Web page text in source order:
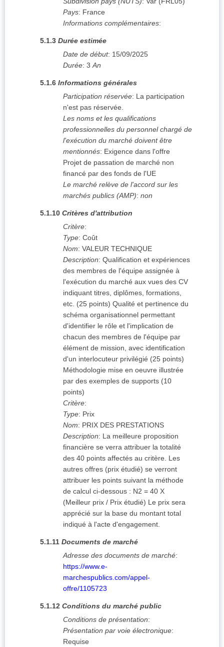
Pays: France
Informations complémentaires:
5.1.3 Durée estimée
Date de début: 15/09/2025
Durée: 3 An
5.1.6 Informations générales
Participation réservée: La participation
n'est pas réservée.
Les noms et les qualifications
professionnelles du personnel chargé de
l'exécution du marché doivent être
mentionnés: Exigence dans l'offre
Projet de passation de marché non
financé par des fonds de l'UE
Le marché relève de l'accord sur les
marchés publics (AMP): non
5.1.10 Critères d'attribution
Critère:
Type: Coût
Nom: VALEUR TECHNIQUE
Description: Qualification et expériences
des membres de l'équipe assignée à
l'exécution du marché aux vues des CV
indiquant titres, diplômes, formations,
etc. (25 points) Qualité et pertinence du
schéma organisationnel permettant
d'identifier le rôle et l'implication de
chacun des membres de l'équipe par
élément de mission, avec identification
d'un interlocuteur privilégié (25 points)
Méthodologie mise en oeuvre illustrée
par des exemples de supports (10
points)
Critère:
Type: Prix
Nom: PRIX DES PRESTATIONS
Description: La meilleure proposition
financière se verra attribuer la totalité
des 40 points affectés au critère. Les
autres offres (prix étudié) se verront
attribuer les points suivant la méthode
de calcul ci-dessous : N2 = 40 X
(Meilleur prix / Prix étudié) Le prix sera
apprécié sur la base du montant total
indiqué à l'acte d'engagement.
5.1.11 Documents de marché
Adresse des documents de marché:
https://www.e-
marchespublics.com/appel-
offre/1105723
5.1.12 Conditions du marché public
Conditions de présentation:
Présentation par voie électronique:
Requise